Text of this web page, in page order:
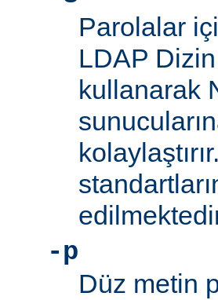
Parolalar
LDAP
kullanarak
-p
Düz metin